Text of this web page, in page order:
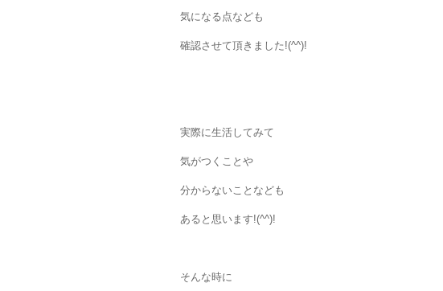
気になる点なども
確認させて頂きました!(^^)!
実際に生活してみて
気がつくことや
分からないことなども
あると思います!(^^)!
そんな時に